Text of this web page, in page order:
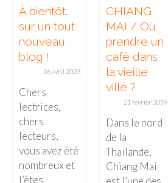
Marchés
CHIANG MAI
Cafés avec vue sur lac
LONDRES
À bientôt…
sur un tout
nouveau
blog !
16 avril 2023
Chers
lectrices,
chers
lecteurs,
vous avez été
nombreux et
l’êtes
CHIANG
MAI / Où
prendre un
café dans
la vieille
ville ?
21 février 2019
Dans le nord
de la
Thaïlande,
Chiang Mai